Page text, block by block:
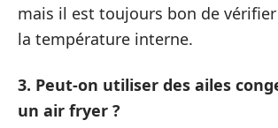
mais il est toujours bon de
la température interne.
3. Peut-on utiliser des ailes
un air fryer ?